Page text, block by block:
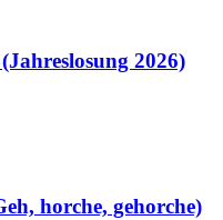
2026)
horche, gehorche)